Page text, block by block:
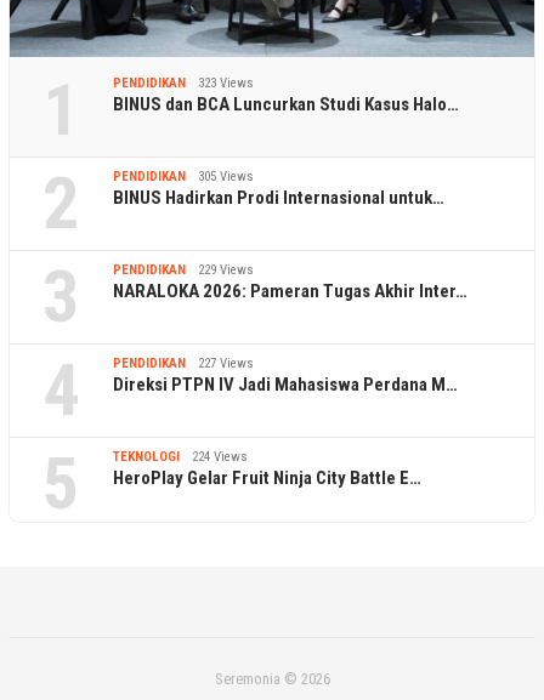
1 PENDIDIKAN 323 Views
BINUS dan BCA Luncurkan Studi Kasus Halo…
2 PENDIDIKAN 305 Views
BINUS Hadirkan Prodi Internasional untuk…
3 PENDIDIKAN 229 Views
NARALOKA 2026: Pameran Tugas Akhir Inter…
4 PENDIDIKAN 227 Views
Direksi PTPN IV Jadi Mahasiswa Perdana M…
5 TEKNOLOGI 224 Views
HeroPlay Gelar Fruit Ninja City Battle E…
Seremonia © 2026